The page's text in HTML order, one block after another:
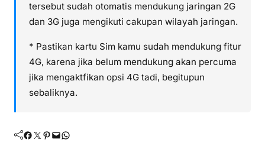
tersebut sudah otomatis mendukung jaringan 2G
dan 3G juga mengikuti cakupan wilayah jaringan.
* Pastikan kartu Sim kamu sudah mendukung fitur
4G, karena jika belum mendukung akan percuma
jika mengaktfikan opsi 4G tadi, begitupun
sebaliknya.
Facebook Twitter Pinterest Mail WhatsApp